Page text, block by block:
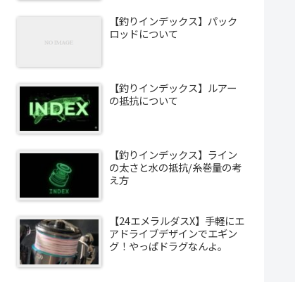
【釣りインデックス】パック
ロッドについて
【釣りインデックス】ルアー
の抵抗について
【釣りインデックス】ライン
の太さと水の抵抗/糸巻量の考
え方
【24エメラルダスX】手軽にエ
アドライブデザインでエギン
グ！やっぱドラグなんよ。